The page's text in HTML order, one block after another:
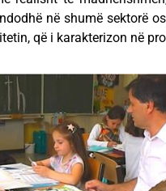
në shumë sektorë
që i karakterizon në